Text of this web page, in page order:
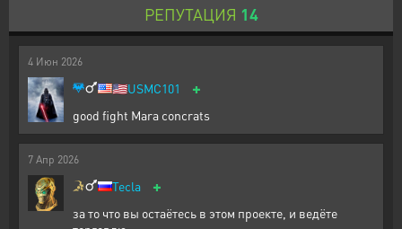
РЕПУТАЦИЯ 14
4 Июн 2026
🇺🇲USMC101 +
good fight Mara concrats
7 Апр 2026
Tecla +
за то что вы остаётесь в этом проекте, и ведёте